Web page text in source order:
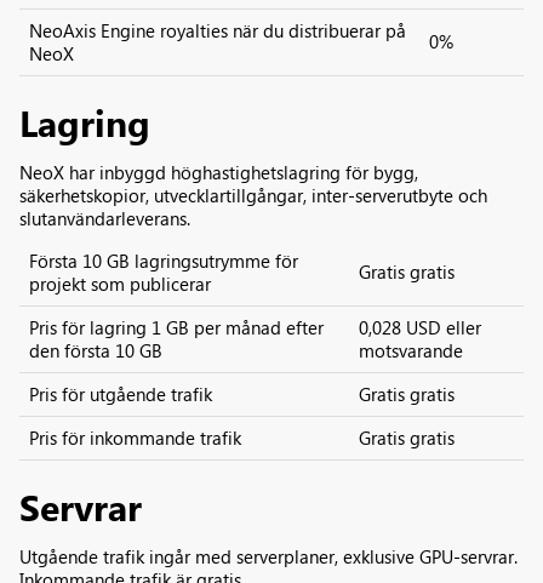
NeoAxis Engine royalties när du distribuerar på
NeoX
0%
Lagring
NeoX har inbyggd höghastighetslagring för bygg,
säkerhetskopior, utvecklartillgångar, inter-serverutbyte och
slutanvändarleverans.
Första 10 GB lagringsutrymme för
projekt som publicerar
Gratis gratis
Pris för lagring 1 GB per månad efter
den första 10 GB
0,028 USD eller
motsvarande
Pris för utgående trafik
Gratis gratis
Pris för inkommande trafik
Gratis gratis
Servrar
Utgående trafik ingår med serverplaner, exklusive GPU-servrar.